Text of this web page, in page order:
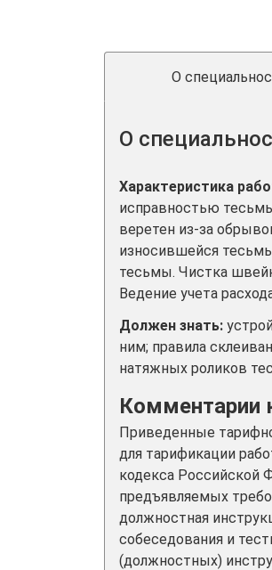
О
О
Характеристика
исправностью
веретен из-за
износившейся
тесьмы. Чистка
Ведение учета
Должен знать:
ним; правила
натяжных роликов
Комментарии
Приведенные
для тарификации
кодекса Российской
предъявляемых
должностная
собеседования и
(должностных)